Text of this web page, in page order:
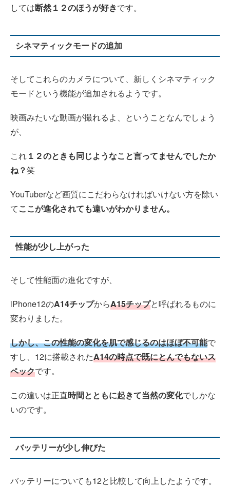
しては断然１２のほうが好きです。
シネマティックモードの追加
そしてこれらのカメラについて、新しくシネマティック
モードという機能が追加されるようです。
映画みたいな動画が撮れるよ、ということなんでしょう
が、
これ１２のときも同じようなこと言ってませんでしたか
ね？笑
YouTuberなど画質にこだわらなければいけない方を除い
てここが進化されても違いがわかりません。
性能が少し上がった
そして性能面の進化ですが、
iPhone12のA14チップからA15チップと呼ばれるものに
変わりました。
しかし、この性能の変化を肌で感じるのはほぼ不可能で
すし、12に搭載されたA14の時点で既にとんでもないス
ペックです。
この違いは正直時間とともに起きて当然の変化でしかな
いのです。
バッテリーが少し伸びた
バッテリーについても12と比較して向上したようです。